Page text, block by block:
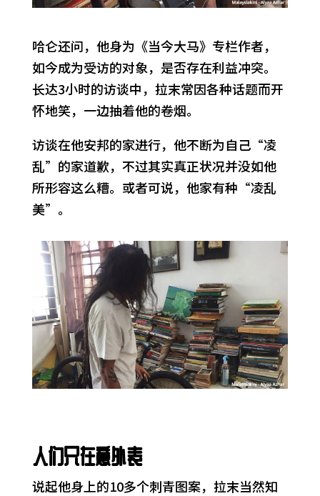
哈仑还问，他身为《当今大马》专栏作者，
如今成为受访的对象，是否存在利益冲突。
长达3小时的访谈中，拉末常因各种话题而开
怀地笑，一边抽着他的卷烟。
访谈在他安邦的家进行，他不断为自己“凌
乱”的家道歉，不过其实真正状况并没如他
所形容这么糟。或者可说，他家有种“凌乱
美”。
人们只在意外表
说起他身上的10多个刺青图案，拉末当然知